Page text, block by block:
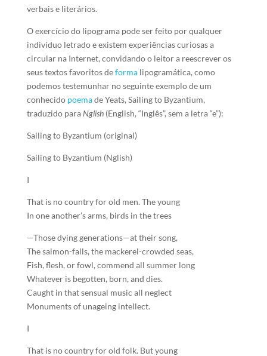
verbais e literários.
O exercício do lipograma pode ser feito por qualquer
indivíduo letrado e existem experiências curiosas a
circular na Internet, convidando o leitor a reescrever os
seus textos favoritos deformalipogramática, como
podemos testemunhar no seguinte exemplo de um
conhecido poemade Yeats, Sailing to Byzantium,
traduzido para Nglish(English, “Inglês”, sem a letra “e”):
Sailing to Byzantium (original)
Sailing to Byzantium (Nglish)
I
That is no country for old men. The young
In one another’s arms, birds in the trees
—Those dying generations—at their song,
The salmon-falls, the mackerel-crowded seas,
Fish, flesh, or fowl, commend all summer long
Whatever is begotten, born, and dies.
Caught in that sensual music all neglect
Monuments of unageing intellect.
I
That is no country for old folk. But young